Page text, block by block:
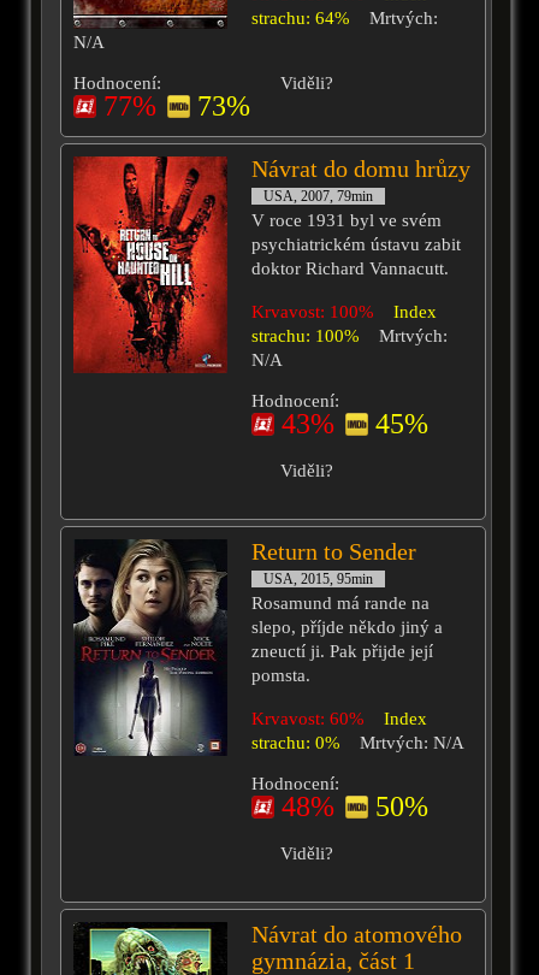
strachu: 64%
Mrtvých:
N/A
Hodnocení:
77% 73%
Viděli?
Návrat do domu hrůzy
USA, 2007, 79min
V roce 1931 byl ve svém
psychiatrickém ústavu zabit
doktor Richard Vannacutt.
Krvavost: 100%
Index
strachu: 100%
Mrtvých:
N/A
Hodnocení:
43% 45%
Viděli?
Return to Sender
USA, 2015, 95min
Rosamund má rande na
slepo, příjde někdo jiný a
zneuctí ji. Pak přijde její
pomsta.
Krvavost: 60%
Index
strachu: 0%
Mrtvých: N/A
Hodnocení:
48% 50%
Viděli?
Návrat do atomového
gymnázia, část 1